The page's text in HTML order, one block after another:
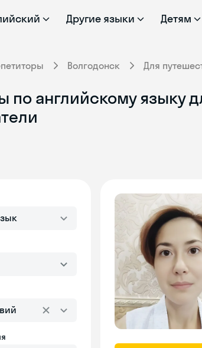
Другие языки Детям
Волгодонск Для
по английскому языку